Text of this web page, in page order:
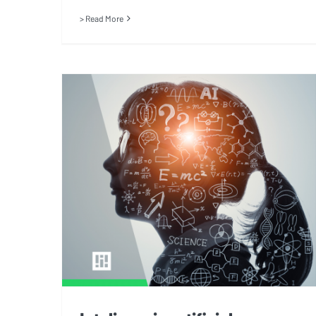
> Read More
Inteligencia artificial aplicada a
la educación.